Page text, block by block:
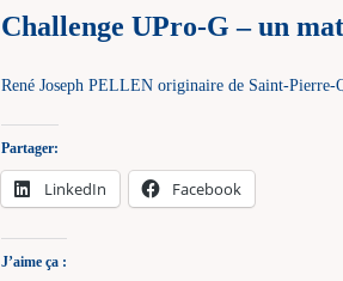
–
mariage
Challenge UPro-G – un
René Joseph PELLEN originaire de Saint-
Partager:
LinkedIn Facebook
J’aime ça :